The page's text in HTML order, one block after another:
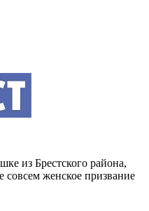
из Брестского района,
совсем женское призвание